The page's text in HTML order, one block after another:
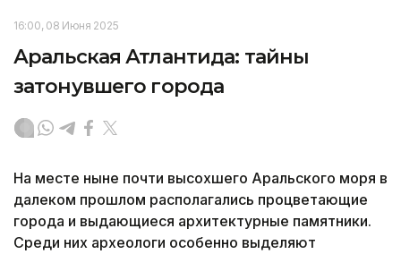
16:00, 08 Июня 2025
Аральская Атлантида: тайны
затонувшего города
На месте ныне почти высохшего Аральского моря в
далеком прошлом располагались процветающие
города и выдающиеся архитектурные памятники.
Среди них археологи особенно выделяют